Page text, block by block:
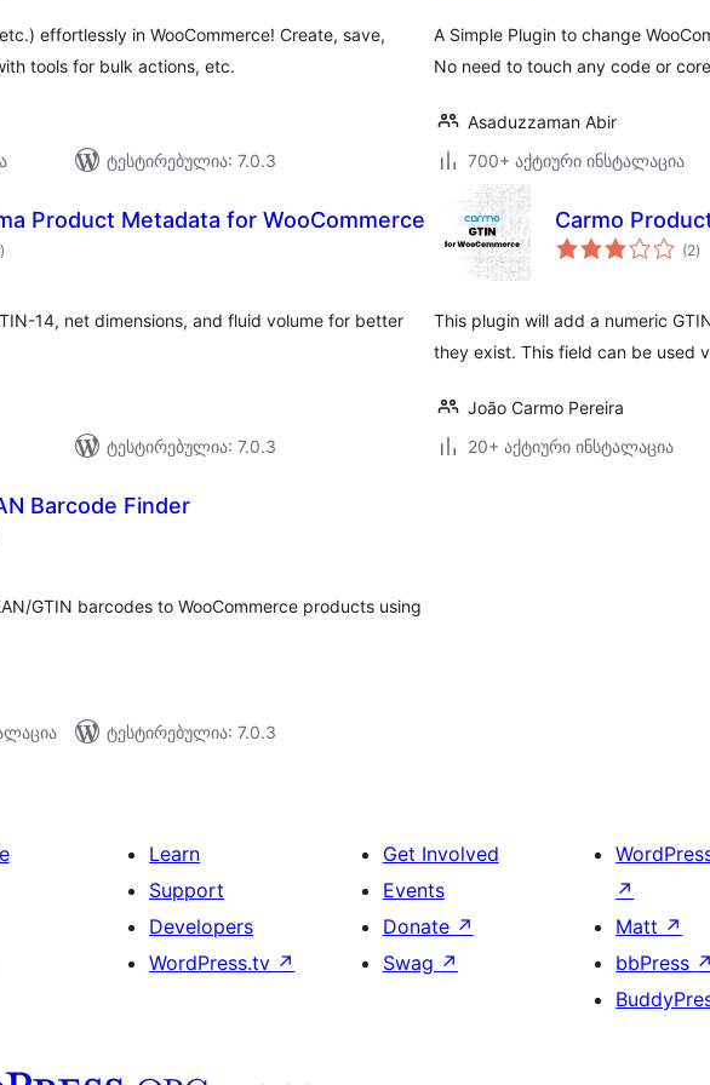
effortlessly in WooCommerce! Create, save,
tools for bulk actions, etc.
ტესტირებულია: 7.0.3
A Simple Plugin to change
No need to touch any code or
Asaduzzaman Abir
700+ აქტიური ინსტალაცია
Product Metadata for WooCommerce
საერთო
რეიტინგი
)
14, net dimensions, and fluid volume for better
ტესტირებულია: 7.0.3
Carmo
(2)
This plugin will add a numeric
they exist. This field can be used
João Carmo Pereira
20+ აქტიური ინსტალაცია
Barcode Finder
GTIN barcodes to WooCommerce products using
ტესტირებულია: 7.0.3
Learn
Support
Developers
WordPress.tv ↗
Get Involved
Events
Donate ↗
Swag ↗
↗
Matt ↗
bbPress ↗